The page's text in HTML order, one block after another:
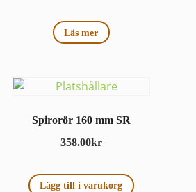
Läs mer
Spirorör 160 mm SR
358.00kr
Lägg till i varukorg